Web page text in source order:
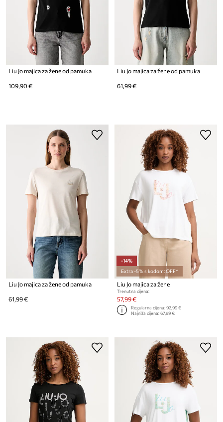
Liu Jo majica za žene od pamuka
109,90 €
Liu Jo majica za žene od pamuka
61,99 €
Liu Jo majica za žene od pamuka
61,99 €
-14%
Extra -5% s kodom: OFF*
Liu Jo majica za žene
Trenutna cijena:
57,99 €
Regularna cijena:92,99 €
Najniža cijena:67,99 €